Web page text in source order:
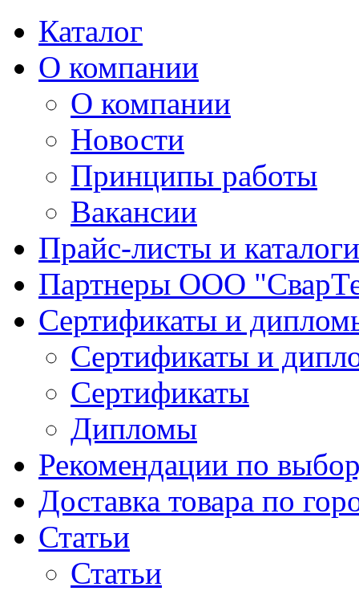
Каталог
О компании
О компании
Новости
Принципы работы
Вакансии
Прайс-листы и каталоги
Партнеры ООО
Сертификаты и
Сертификаты и
Сертификаты
Дипломы
Рекомендации по
Доставка товара по
Статьи
Статьи